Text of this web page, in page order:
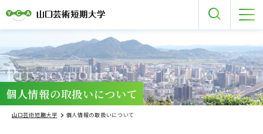
Privacypolicy
個人情報の取扱いについて
山口芸術短期大学 個人情報の取扱いについて